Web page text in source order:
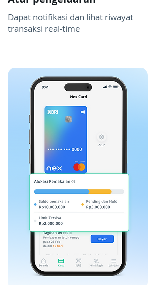
Dapat notifikasi dan lihat riwayat
transaksi real-time